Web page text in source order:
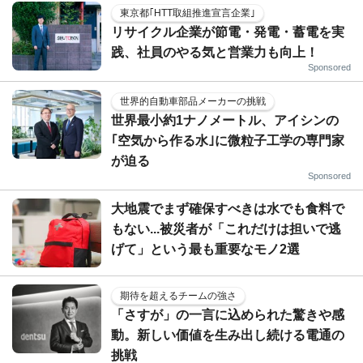
東京都｢HTT取組推進宣言企業｣
リサイクル企業が節電・発電・蓄電を実
践、社員のやる気と営業力も向上！
Sponsored
世界的自動車部品メーカーの挑戦
世界最小約1ナノメートル、アイシンの
｢空気から作る水｣に微粒子工学の専門家
が迫る
Sponsored
大地震でまず確保すべきは水でも食料で
もない...被災者が「これだけは担いで逃
げて」という最も重要なモノ2選
期待を超えるチームの強さ
「さすが」の一言に込められた驚きや感
動。新しい価値を生み出し続ける電通の
挑戦